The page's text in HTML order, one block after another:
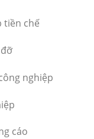
tiền chế
nghiệp
cáo